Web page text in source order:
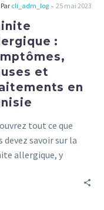
Par cli_adm_log - 25 mai 2023
:
et
en
tout ce que
devez savoir sur la
allergique, y